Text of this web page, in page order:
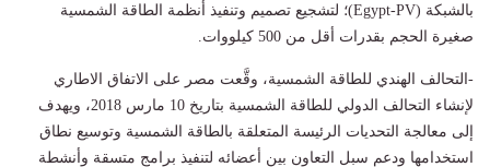
بالشبكة (Egypt-PV)؛ لتشجيع تصميم وتنفيذ أنظمة الطاقة الشمسية
صغيرة الحجم بقدرات أقل من 500 كيلووات.
-التحالف الهندي للطاقة الشمسية، وقَّعت مصر على الاتفاق الاطاري
لإنشاء التحالف الدولي للطاقة الشمسية بتاريخ 10 مارس 2018، ويهدف
إلى معالجة التحديات الرئيسة المتعلقة بالطاقة الشمسية وتوسيع نطاق
استخدامها ودعم سبل التعاون بين أعضائه لتنفيذ برامج متسقة وأنشطة